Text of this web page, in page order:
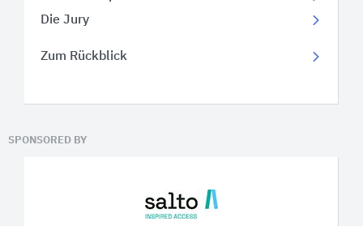
Die Jury
Zum Rückblick
SPONSORED BY